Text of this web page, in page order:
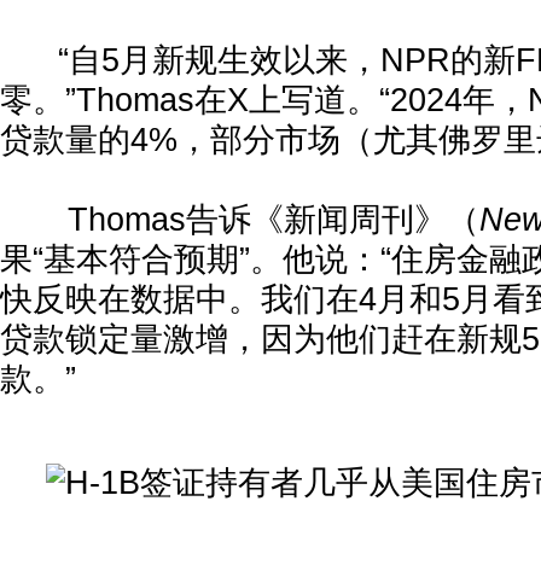
“自5月新规生效以来，NPR的新
零。”Thomas在X上写道。“2024年
贷款量的4%，部分市场（尤其佛罗
Thomas告诉《新闻周刊》（
果“基本符合预期”。他说：“住房金
快反映在数据中。我们在4月和5月看
贷款锁定量激增，因为他们赶在新规
款。”